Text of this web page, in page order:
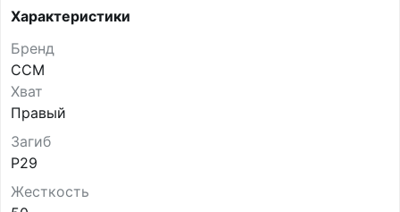
Характеристики
Бренд
CCM
Хват
Правый
Загиб
P29
Жесткость